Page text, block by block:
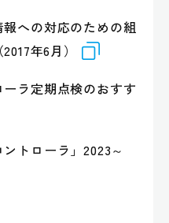
への対応のための組
年6月）
ラ定期点検のおすす
トローラ」2023～